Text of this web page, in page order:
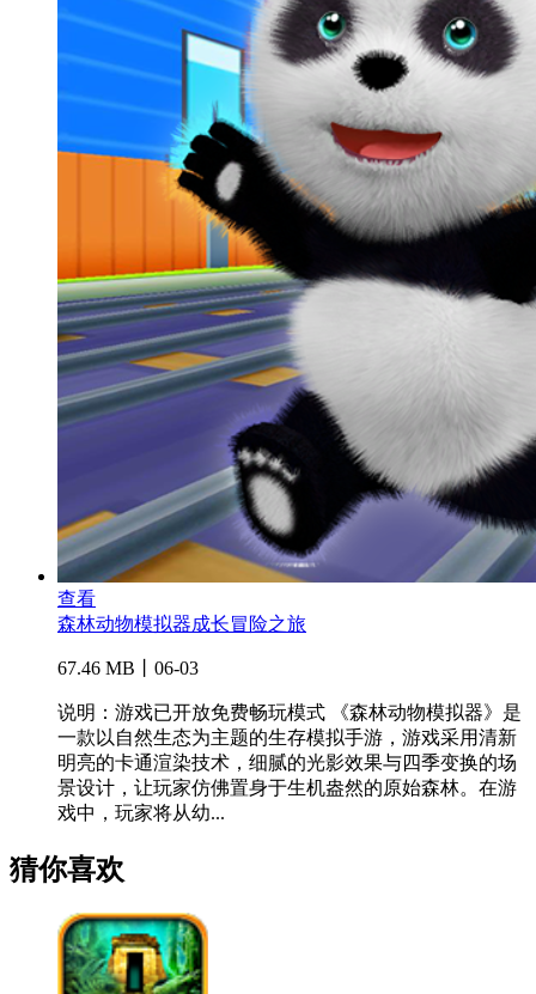
查看
森林动物模拟器成长冒险之旅
67.46 MB丨06-03
说明：游戏已开放免费畅玩模式 《森林动物模拟器》是
一款以自然生态为主题的生存模拟手游，游戏采用清新
明亮的卡通渲染技术，细腻的光影效果与四季变换的场
景设计，让玩家仿佛置身于生机盎然的原始森林。在游
戏中，玩家将从幼...
猜你喜欢